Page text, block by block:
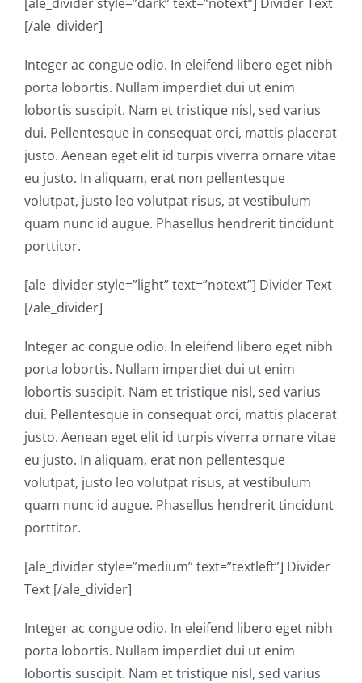
[/ale_divider]
Integer ac congue odio. In eleifend libero eget nibh
porta lobortis. Nullam imperdiet dui ut enim
lobortis suscipit. Nam et tristique nisl, sed varius
dui. Pellentesque in consequat orci, mattis placerat
justo. Aenean eget elit id turpis viverra ornare vitae
eu justo. In aliquam, erat non pellentesque
volutpat, justo leo volutpat risus, at vestibulum
quam nunc id augue. Phasellus hendrerit tincidunt
porttitor.
[ale_divider style=”light” text=”notext”] Divider Text
[/ale_divider]
Integer ac congue odio. In eleifend libero eget nibh
porta lobortis. Nullam imperdiet dui ut enim
lobortis suscipit. Nam et tristique nisl, sed varius
dui. Pellentesque in consequat orci, mattis placerat
justo. Aenean eget elit id turpis viverra ornare vitae
eu justo. In aliquam, erat non pellentesque
volutpat, justo leo volutpat risus, at vestibulum
quam nunc id augue. Phasellus hendrerit tincidunt
porttitor.
[ale_divider style=”medium” text=”textleft”] Divider
Text [/ale_divider]
Integer ac congue odio. In eleifend libero eget nibh
porta lobortis. Nullam imperdiet dui ut enim
lobortis suscipit. Nam et tristique nisl, sed varius